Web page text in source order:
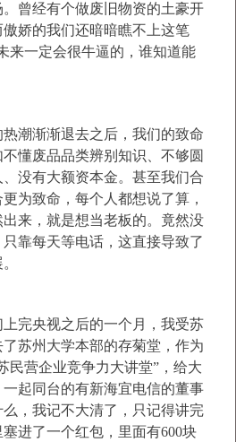
曾经有个做废旧物资的土豪开
娇的我们还暗暗瞧不上这笔
来一定会很牛逼的，谁知道能
潮渐渐退去之后，我们的致命
懂废品品类辨别知识、不够圆
没有大额资本金。甚至我们合
为致命，每个人都想说了算，
来，就是想当老板的。竟然没
靠每天等电话，这直接导致了
完央视之后的一个月，我受苏
苏州大学本部的存菊堂，作为
民营企业竞争力大讲堂”，给大
起同台的有新海宜电信的董事
，我记不大清了，只记得讲完
进了一个红包，里面有600块